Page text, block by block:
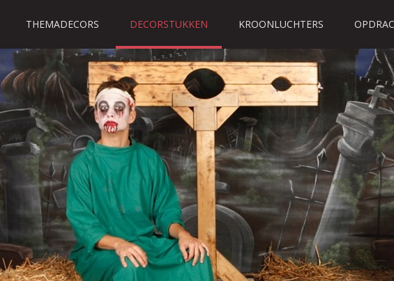
THEMADECORS DECORSTUKKEN KROONLUCHTERS